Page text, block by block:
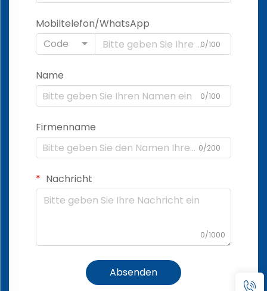
Mobiltelefon/WhatsApp
Code
0/100
Name
0/100
Firmenname
0/200
Nachricht
0/1000
Absenden